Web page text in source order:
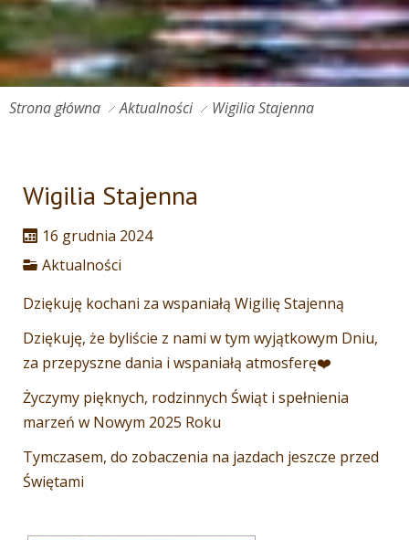
Strona główna Aktualności Wigilia Stajenna
Wigilia Stajenna
16 grudnia 2024
Aktualności
Dziękuję kochani za wspaniałą Wigilię Stajenną
Dziękuję, że byliście z nami w tym wyjątkowym Dniu,
za przepyszne dania i wspaniałą atmosferę❤️
Życzymy pięknych, rodzinnych Świąt i spełnienia
marzeń w Nowym 2025 Roku
Tymczasem, do zobaczenia na jazdach jeszcze przed
Świętami